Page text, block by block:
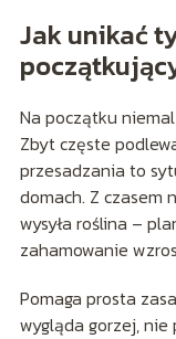
Jak unikać
Na początku
Zbyt częste
przesadzania to
domach. Z czasem
wysyła roślina –
zahamowanie
Pomaga prosta
wygląda gorzej,